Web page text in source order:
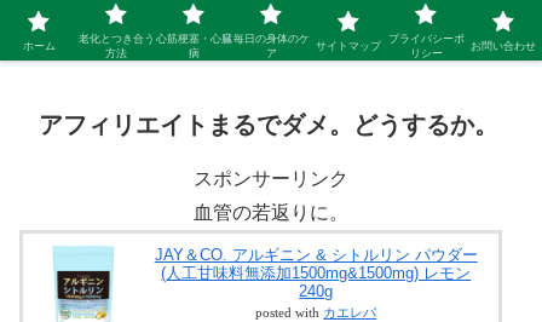
シニア 新しい人生を開拓するブログ
アフィリエイトまるでダメ。どうするか。
スポンサーリンク
血管の若返りに。
JAY＆CO. アルギニン & シトルリン パウダー
(人工甘味料無添加1500mg&1500mg) レモン
240g
posted with カエレバ
ホーム
老化とつき合う
方法
心筋梗塞・心臓
病
毎日の身体のケ
ア
サイトマップ
プライバシーポ
リシー
お問い合わせ